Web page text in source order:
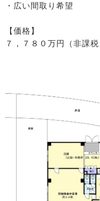
・広い間取り希望
【価格】
７，７８０万円（非課税